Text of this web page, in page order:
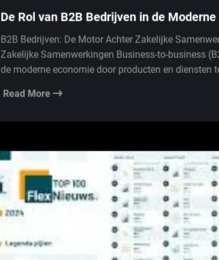
De Rol van B2B Bedrijven in de
B2B Bedrijven: De Motor Achter Zakelijke
Zakelijke Samenwerkingen Business-to-business
de moderne economie door producten en diensten
Read More